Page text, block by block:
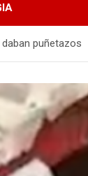
puñetazos